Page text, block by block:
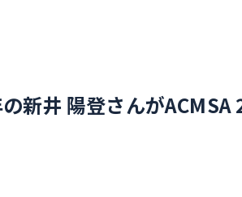
新井 陽登さんが